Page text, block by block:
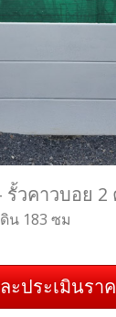
รั้วคาวบอย
น 183 ซม
ะประเมินรา